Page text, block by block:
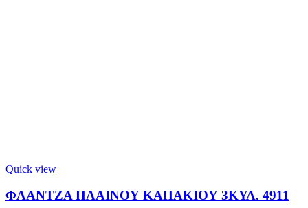
Quick view
ΦΛΑΝΤΖΑ ΠΛΑΙΝΟΥ ΚΑΠΑΚΙΟΥ 3ΚΥΛ. 4911